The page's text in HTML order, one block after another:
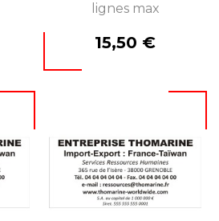
lignes max
Prix
15,50 €